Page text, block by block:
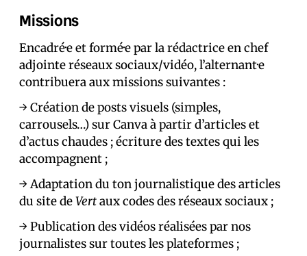
Missions
Encadré·e et formé·e par la rédactrice en chef
adjointe réseaux sociaux/vidéo, l’alternant·e
contribuera aux missions suivantes :
→ Création de posts visuels (simples,
carrousels…) sur Canva à partir d’articles et
d’actus chaudes ; écriture des textes qui les
accompagnent ;
→ Adaptation du ton journalistique des articles
du site deVertaux codes des réseaux sociaux ;
→ Publication des vidéos réalisées par nos
journalistes sur toutes les plateformes ;